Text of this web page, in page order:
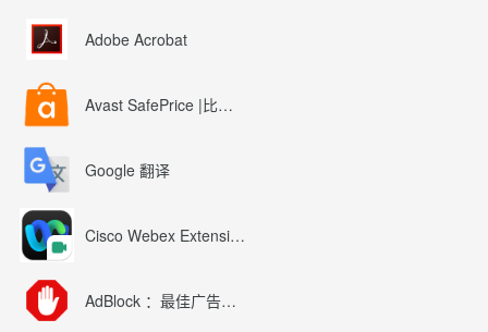
Adobe Acrobat
Avast SafePrice |比较、交易、优惠券
Google 翻译
Cisco Webex Extension
AdBlock ：最佳广告拦截工具